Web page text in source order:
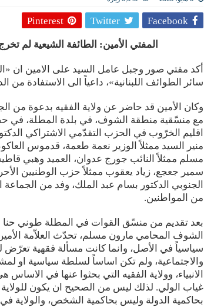
المذاهب ليست قدرًا لا يمكن تجاوزه
ليست المنفعة تأتي من إسلامية النّظام كما لا تأتي
المتهاون بوطنه متهاون بدينه حتماً
نسج العلاقة مع الآخر تكون من خلال منظومة القيم و
Facebook
Twitter
Pinterest
المفتي الأمين: الطائفة الشيعية لم
أكد مفتي صور وجبل عامل السيد على الامين ان
سائر الطوائف اللبنانية»، داعياً الى الاستفادة من
وكان الأمين قد حاضر عن ولاية الفقيه بدعوة من
مع منسّقية منطقة الشوف، في بلدة المطلة، في
اقليم الخرّوب في الحزب التقدّمي الاشتراكي
منير السيد ممثلاً الوزير نعمة طعمة، قدموس
مسلم ممثلاً النائب جورج عدوان، العميد وهبي قاطيشا
سمير جعجع، زياد يعقوب ممثلاً حزب الوطنيين
الجنوبي الدكتور بسام عبد الملك، وفد من
من المواطنين.
بعد تقديم من منسّق القوات في المطلة طوني حنا
الشوف المحامي مارون مسلم، تحدّث العلاّمة
سياسياً في الأصل، وانما كانت مسألة فقهية تعرّض
والاجتماعية، ولم تكن اساساً لسلطة سياسية او
الانبياء، وولاية الفقيه التي بحثوا عنها في
غياب الولي. لذلك ليس من الصحيح ان يكون للولاية
بحاكمية الدولة وليس بحاكمية الشخص،
تيك توك